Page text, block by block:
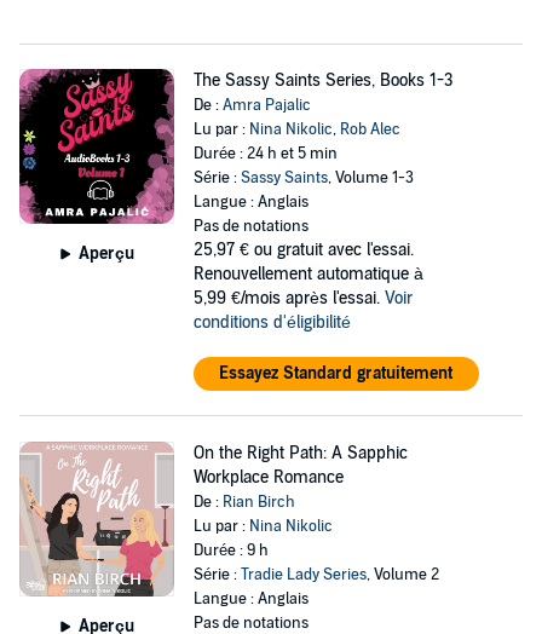
Aperçu
The Sassy Saints Series, Books 1-3
De :Amra Pajalic
Lu par : Nina Nikolic, Rob Alec
Durée : 24 h et 5 min
Série :Sassy Saints, Volume 1-3
Langue : Anglais
Pas de notations
25,97 € ou gratuit avec l'essai.
Renouvellement automatique à
5,99 €/mois après l'essai. Voir
conditions d'éligibilité
Essayez Standard gratuitement
Aperçu
On the Right Path: A Sapphic
Workplace Romance
De : Rian Birch
Lu par : Nina Nikolic
Durée : 9 h
Série :Tradie Lady Series, Volume 2
Langue : Anglais
Pas de notations